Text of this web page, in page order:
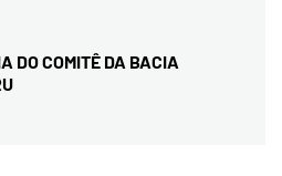
DO COMITÊ DA BACIA